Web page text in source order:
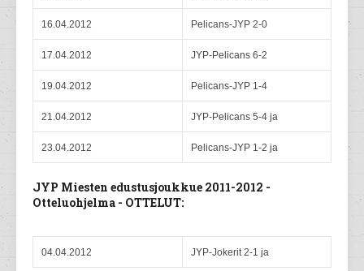
16.04.2012 Pelicans-JYP 2-0
17.04.2012 JYP-Pelicans 6-2
19.04.2012 Pelicans-JYP 1-4
21.04.2012 JYP-Pelicans 5-4 ja
23.04.2012 Pelicans-JYP 1-2 ja
JYP Miesten edustusjoukkue 2011-2012 -
Otteluohjelma - OTTELUT:
04.04.2012 JYP-Jokerit 2-1 ja